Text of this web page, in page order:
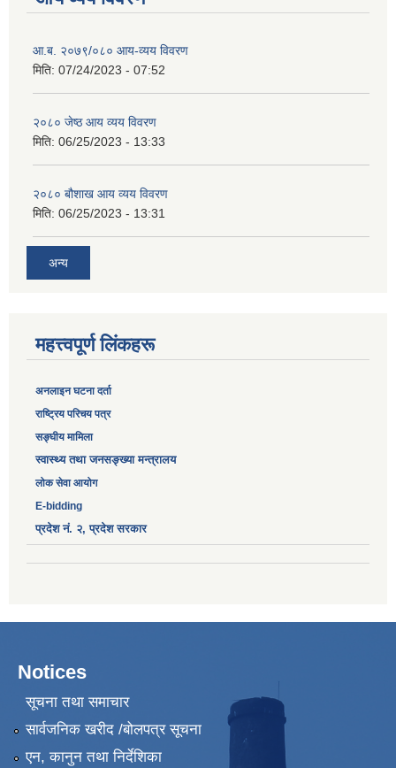
आ.ब. २०७९/०८० आय-व्यय विवरण
मिति: 07/24/2023 - 07:52
२०८० जेष्ठ आय व्यय विवरण
मिति: 06/25/2023 - 13:33
२०८० बौशाख आय व्यय विवरण
मिति: 06/25/2023 - 13:31
अन्य
महत्त्वपूर्ण लिंकहरू
अनलाइन घटना दर्ता
‎राष्ट्रिय परिचय पत्र
सङ्‍घीय मामिला
स्वास्थ्य तथा जनसङ्ख्या मन्त्रालय
लोक सेवा आयोग
E-bidding
प्रदेश नं. २, प्रदेश सरकार
Notices
सूचना तथा समाचार
सार्वजनिक खरीद /बोलपत्र सूचना
एन, कानुन तथा निर्देशिका